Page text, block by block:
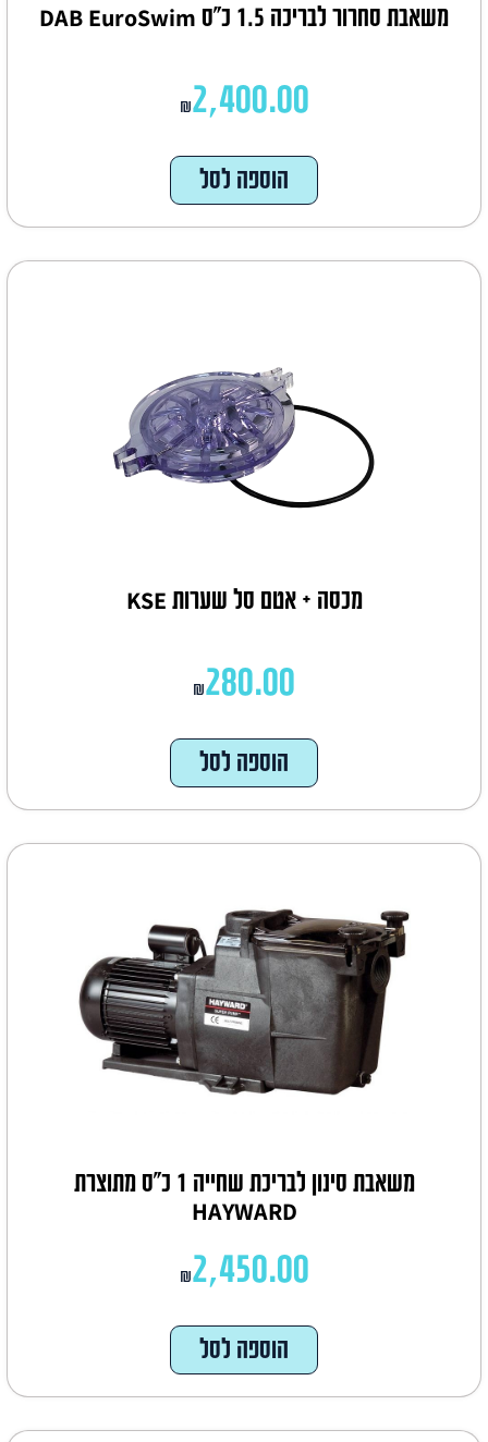
משאבת סחרור לבריכה 1.5 כ"ס DAB EuroSwim
₪2,400.00
הוספה לסל
מכסה + אטם סל שערות KSE
₪280.00
הוספה לסל
משאבת סינון לבריכת שחייה 1 כ"ס מתוצרת
HAYWARD‏
₪2,450.00
הוספה לסל